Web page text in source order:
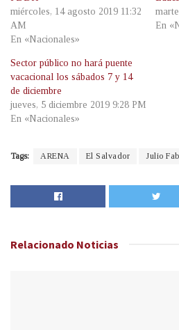
miércoles, 14 agosto 2019 11:32
AM
En «Nacionales»
En
Sector público no hará puente
vacacional los sábados 7 y 14
de diciembre
jueves, 5 diciembre 2019 9:28 PM
En «Nacionales»
Tags: ARENA El Salvador Julio
Relacionado Noticias